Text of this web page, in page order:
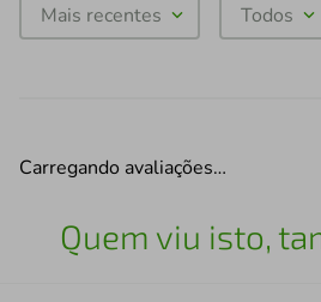
Mais recentes Todos
Carregando avaliações…
Quem viu isto,